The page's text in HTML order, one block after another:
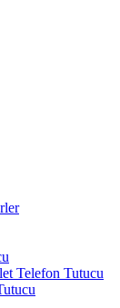
Telefon Tutucu